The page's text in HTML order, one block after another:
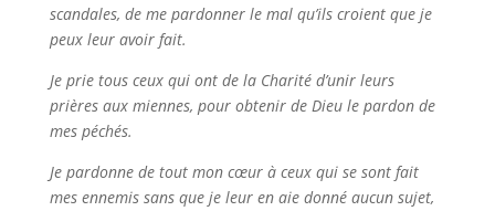
scandales, de me pardonner le mal qu’ils croient que je
peux leur avoir fait.
Je prie tous ceux qui ont de la Charité d’unir leurs
prières aux miennes, pour obtenir de Dieu le pardon de
mes péchés.
Je pardonne de tout mon cœur à ceux qui se sont fait
mes ennemis sans que je leur en aie donné aucun sujet,